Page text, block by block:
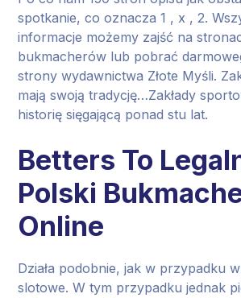
spotkanie, co oznacza 1 , x , 2.
informacje możemy zajść na
bukmacherów lub pobrać
strony wydawnictwa Złote Myśli.
mają swoją tradycję…Zakłady
historię sięgającą ponad stu lat.
Betters To
Polski
Online
Działa podobnie, jak w przypadku
slotowe. W tym przypadku jednak